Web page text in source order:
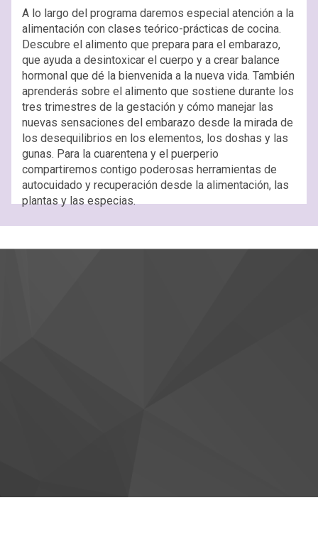
A lo largo del programa daremos especial atención a la
alimentación con clases teórico-prácticas de cocina.
Descubre el alimento que prepara para el embarazo,
que ayuda a desintoxicar el cuerpo y a crear balance
hormonal que dé la bienvenida a la nueva vida. También
aprenderás sobre el alimento que sostiene durante los
tres trimestres de la gestación y cómo manejar las
nuevas sensaciones del embarazo desde la mirada de
los desequilibrios en los elementos, los doshas y las
gunas. Para la cuarentena y el puerperio
compartiremos contigo poderosas herramientas de
autocuidado y recuperación desde la alimentación, las
plantas y las especias.